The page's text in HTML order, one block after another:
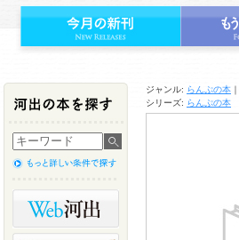
ジャンル: らんぷの本 ｜
シリーズ: らんぷの本